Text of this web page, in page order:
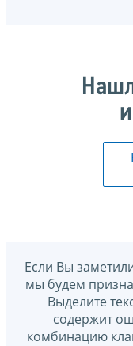
Если Вы
мы будем
Выделите
содержит
комбинацию